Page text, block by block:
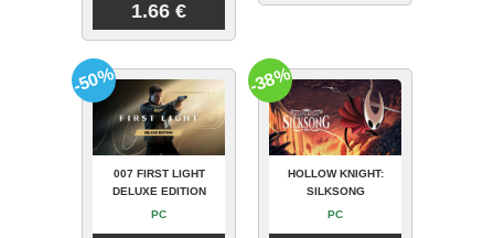
1.66 €
007 FIRST LIGHT
DELUXE EDITION
PC
-50%
HOLLOW KNIGHT:
SILKSONG
PC
-38%